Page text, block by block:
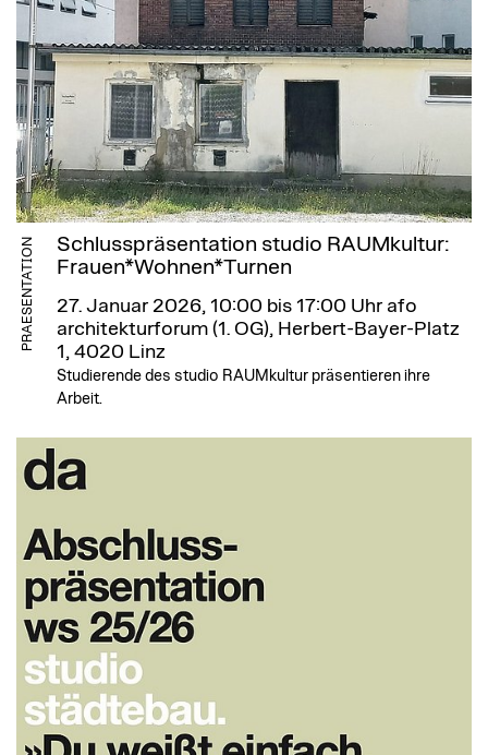
PRAESENTATION
Schlusspräsentation studio RAUMkultur:
Frauen*Wohnen*Turnen
27. Januar 2026, 10:00 bis 17:00 Uhr afo
architekturforum (1. OG), Herbert-Bayer-Platz
1, 4020 Linz
Studierende des studio RAUMkultur präsentieren ihre
Arbeit.